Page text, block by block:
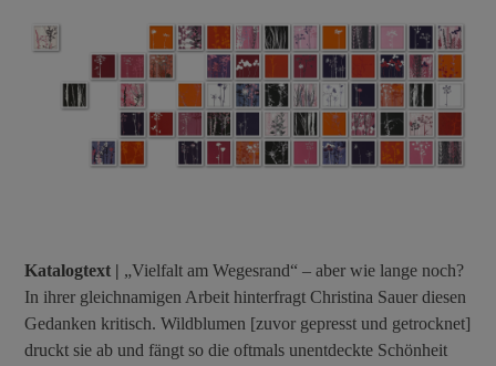
Katalogtext | „Vielfalt am Wegesrand“ – aber wie lange noch?
In ihrer gleichnamigen Arbeit hinterfragt Christina Sauer diesen
Gedanken kritisch. Wildblumen [zuvor gepresst und getrocknet]
druckt sie ab und fängt so die oftmals unentdeckte Schönheit